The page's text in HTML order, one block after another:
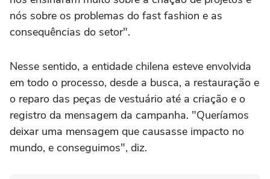
nós sobre os problemas do fast fashion e as
consequências do setor".
Nesse sentido, a entidade chilena esteve envolvida
em todo o processo, desde a busca, a restauração e
o reparo das peças de vestuário até a criação e o
registro da mensagem da campanha. "Queríamos
deixar uma mensagem que causasse impacto no
mundo, e conseguimos", diz.